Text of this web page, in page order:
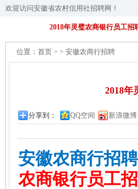
欢迎访问安徽省农村信用社招聘网！
2018年灵璧农商银行员工
位置： 首页 > > 安徽农商行招聘
2018年
分享到： QQ空间 新浪微博
安徽农商行招
农商银行员工